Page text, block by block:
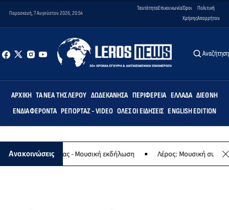
Παρασκευή, 7 Αυγούστου 2026, 20:54
ΤαυτότηταΕπικοινωνίαΌροι
Χρήσης
Πολιτική
Απορρήτου
Αναζήτηση
ΑΡΧΙΚΉ ΤΑ ΝΈΑ ΤΗΣ ΛΈΡΟΥ ΔΩΔΕΚΆΝΗΣΑ ΠΕΡΙΦΈΡΕΙΑ ΕΛΛΆΔΑ ΔΙΕΘΝΉ
ΕΝΔΙΑΦΈΡΟΝΤΑ ΡΕΠΟΡΤΆΖ - VIDEO ΌΛΕΣ ΟΙ ΕΙΔΉΣΕΙΣ ENGLISH EDITION
Ανακοινώσεις
της Παναγίας - Μουσική εκδήλωση Λέρος: Μουσική συναυλία